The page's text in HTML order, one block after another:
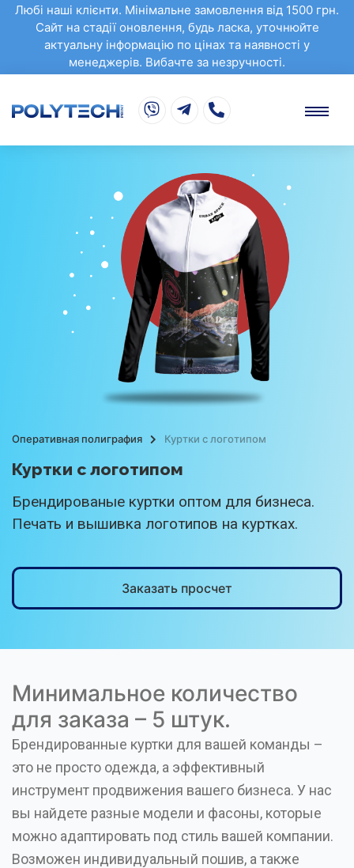
Любі наші клієнти. Мінімальне замовлення від 1500 грн.
Сайт на стадії оновлення, будь ласка, уточнюйте
актуальну інформацію по цінах та наявності у
менеджерів. Вибачте за незручності.
Оперативная полиграфия Куртки с логотипом
Куртки с логотипом
Брендированые куртки оптом для бизнеса.
Печать и вышивка логотипов на куртках.
Заказать просчет
Минимальное количество
для заказа – 5 штук.
Брендированные куртки для вашей команды –
это не просто одежда, а эффективный
инструмент продвижения вашего бизнеса. У нас
вы найдете разные модели и фасоны, которые
можно адаптировать под стиль вашей компании.
Возможен индивидуальный пошив, а также